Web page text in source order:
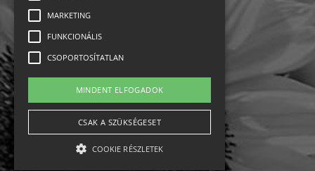
Impresszum-kapcsolat
Jogi nyilatkozat
Rólunk
English
MARKETING
FUNKCIONÁLIS
CSOPORTOSÍTATLAN
MINDENT ELFOGADOK
CSAK A SZÜKSÉGESET
COOKIE RÉSZLETEK